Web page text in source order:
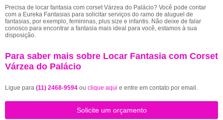
Precisa de locar fantasia com corset Várzea do Palácio? Você pode contar
com a Eureka Fantasias para solicitar serviços do ramo de aluguel de
fantasias, por exemplo, femininas, plus size e infantis. Não deixe de falar
conosco para encontrar a fantasia mais ideal para você, estamos à sua
disposição.
Para saber mais sobre Locar Fantasia com Corset
Várzea do Palácio
Ligue para (11) 2468-9594 ou clique aqui e entre em contato por email.
Solicite um orçamento